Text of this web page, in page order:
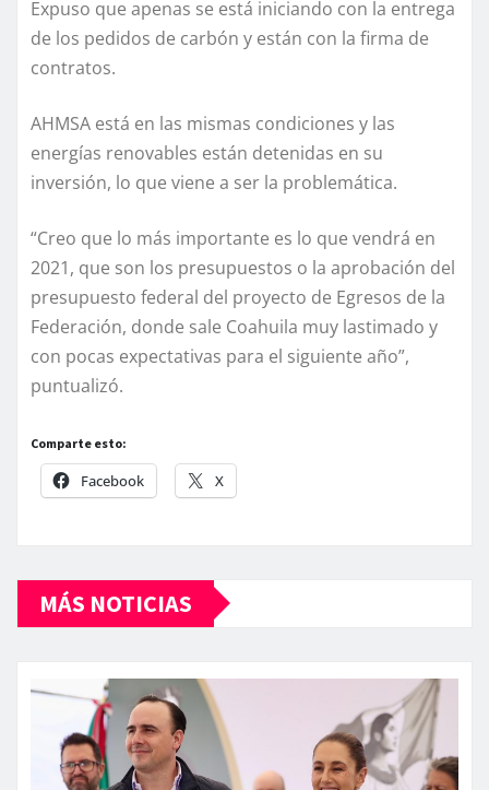
Expuso que apenas se está iniciando con la entrega
de los pedidos de carbón y están con la firma de
contratos.
AHMSA está en las mismas condiciones y las
energías renovables están detenidas en su
inversión, lo que viene a ser la problemática.
“Creo que lo más importante es lo que vendrá en
2021, que son los presupuestos o la aprobación del
presupuesto federal del proyecto de Egresos de la
Federación, donde sale Coahuila muy lastimado y
con pocas expectativas para el siguiente año”,
puntualizó.
Comparte esto:
Facebook X
MÁS NOTICIAS